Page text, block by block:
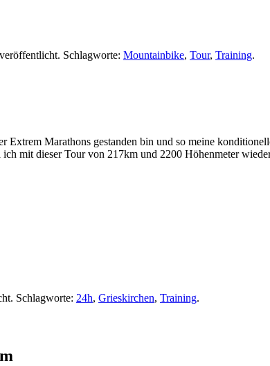
Schlagworte: Mountainbike, Tour, Training.
Extrem Marathons gestanden bin und so meine
mit dieser Tour von 217km und 2200 Höhenmeter
Schlagworte: 24h, Grieskirchen, Training.